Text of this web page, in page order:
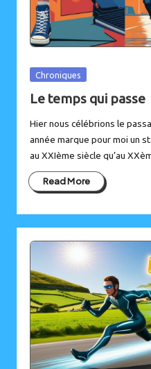
Posted
Chroniques
Le temps qui passe
Hier nous célébrions le
année marque pour moi un
au XXIème siècle qu’au
Read More